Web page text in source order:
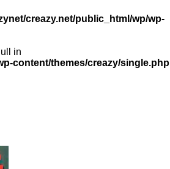
creazy.net/public_html/wp/wp-
in
content/themes/creazy/single.php